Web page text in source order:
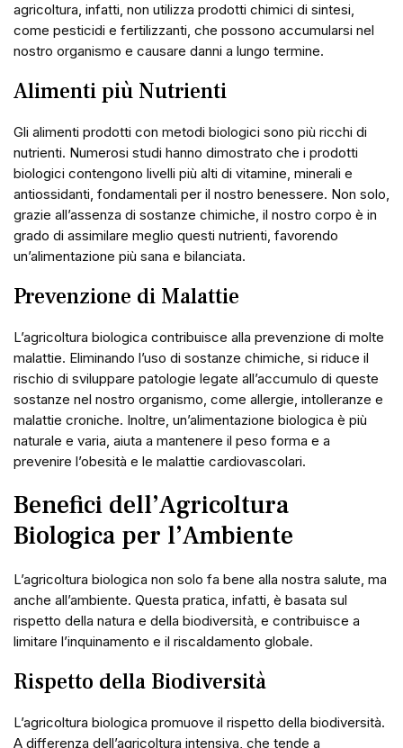
agricoltura, infatti, non utilizza prodotti chimici di sintesi,
come pesticidi e fertilizzanti, che possono accumularsi nel
nostro organismo e causare danni a lungo termine.
Alimenti più Nutrienti
Gli alimenti prodotti con metodi biologici sono più ricchi di
nutrienti. Numerosi studi hanno dimostrato che i prodotti
biologici contengono livelli più alti di vitamine, minerali e
antiossidanti, fondamentali per il nostro benessere. Non solo,
grazie all’assenza di sostanze chimiche, il nostro corpo è in
grado di assimilare meglio questi nutrienti, favorendo
un’alimentazione più sana e bilanciata.
Prevenzione di Malattie
L’agricoltura biologica contribuisce alla prevenzione di molte
malattie. Eliminando l’uso di sostanze chimiche, si riduce il
rischio di sviluppare patologie legate all’accumulo di queste
sostanze nel nostro organismo, come allergie, intolleranze e
malattie croniche. Inoltre, un’alimentazione biologica è più
naturale e varia, aiuta a mantenere il peso forma e a
prevenire l’obesità e le malattie cardiovascolari.
Benefici dell’Agricoltura
Biologica per l’Ambiente
L’agricoltura biologica non solo fa bene alla nostra salute, ma
anche all’ambiente. Questa pratica, infatti, è basata sul
rispetto della natura e della biodiversità, e contribuisce a
limitare l’inquinamento e il riscaldamento globale.
Rispetto della Biodiversità
L’agricoltura biologica promuove il rispetto della biodiversità.
A differenza dell’agricoltura intensiva, che tende a